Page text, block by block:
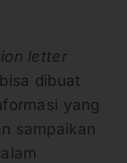
letter
dibuat
yang
sampaikan